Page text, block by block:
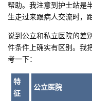
帮助。我注意到护士站是
生走过来跟病人交流时，
说到公立和私立医院的差
件条件上确实有区别。我
考一下：
特
征
公立医院